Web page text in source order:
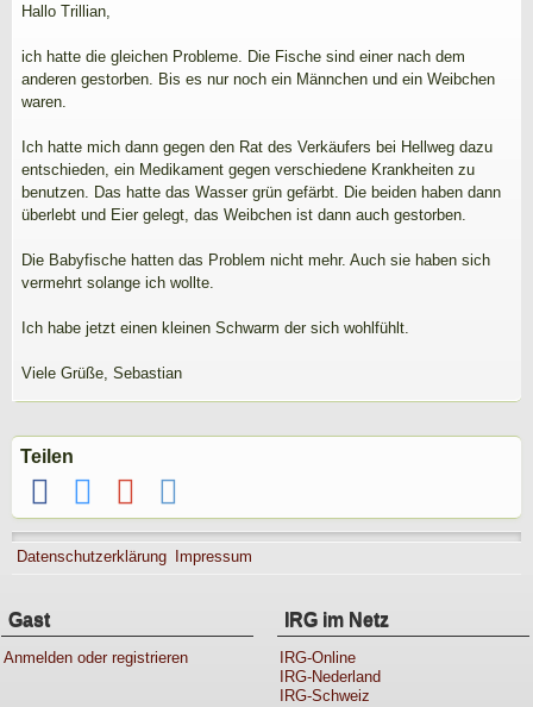
Hallo Trillian,
ich hatte die gleichen Probleme. Die Fische sind einer nach dem
anderen gestorben. Bis es nur noch ein Männchen und ein Weibchen
waren.
Ich hatte mich dann gegen den Rat des Verkäufers bei Hellweg dazu
entschieden, ein Medikament gegen verschiedene Krankheiten zu
benutzen. Das hatte das Wasser grün gefärbt. Die beiden haben dann
überlebt und Eier gelegt, das Weibchen ist dann auch gestorben.
Die Babyfische hatten das Problem nicht mehr. Auch sie haben sich
vermehrt solange ich wollte.
Ich habe jetzt einen kleinen Schwarm der sich wohlfühlt.
Viele Grüße, Sebastian
Teilen
Datenschutzerklärung Impressum
Gast
Anmelden oder registrieren
IRG im Netz
IRG-Online
IRG-Nederland
IRG-Schweiz